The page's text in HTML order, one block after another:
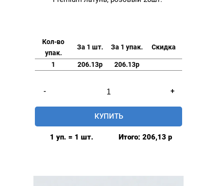
Кол-во
упак.
За 1 шт. За 1 упак. Скидка
1 206.13р 206.13р
-
товара
Люверсы
глянцевые
латунь,
+
КУПИТЬ
1 уп. = 1 шт. Итого: 206,13 р